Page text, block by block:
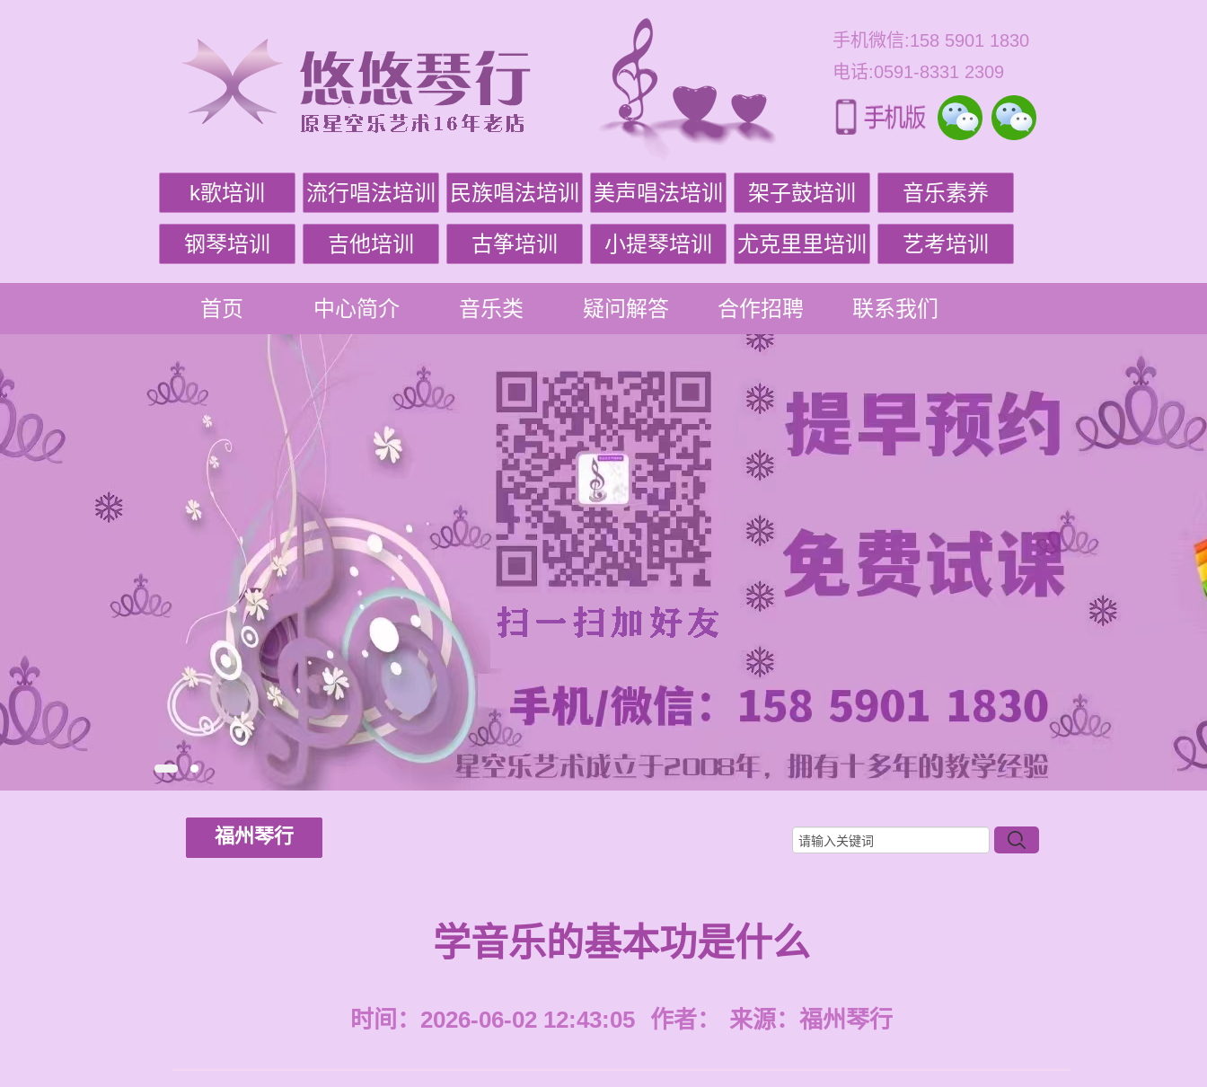
手机微信:158 5901 1830
电话:0591-8331 2309
k歌培训 流行唱法培训 民族唱法培训 美声唱法培训 架子鼓培训 音乐素养
钢琴培训 吉他培训 古筝培训 小提琴培训 尤克里里培训 艺考培训
首页 中心简介 音乐类 疑问解答 合作招聘 联系我们
福州琴行
学音乐的基本功是什么
时间：2026-06-02 12:43:05 作者： 来源： 福州琴行